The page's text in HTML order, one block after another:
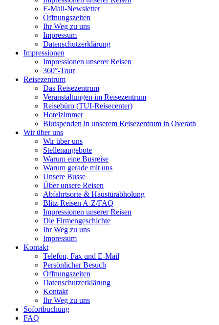
E-Mail-Newsletter
Öffnungszeiten
Ihr Weg zu uns
Impressum
Datenschutzerklärung
Impressionen
Impressionen unserer Reisen
360°-Tour
Reisezentrum
Das Reisezentrum
Veranstaltungen im Reisezentrum
Reisebüro (TUI-Reisecenter)
Hotelzimmer
Blutspenden in unserem Reisezentrum in Overath
Wir über uns
Wir über uns
Stellenangebote
Warum eine Busreise
Warum gerade mit uns
Unsere Busse
Über unsere Reisen
Abfahrtsorte & Haustürabholung
Blitz-Reisen A-Z/FAQ
Impressionen unserer Reisen
Die Firmengeschichte
Ihr Weg zu uns
Impressum
Kontakt
Telefon, Fax und E-Mail
Persönlicher Besuch
Öffnungszeiten
Datenschutzerklärung
Kontakt
Ihr Weg zu uns
Sofortbuchung
FAQ